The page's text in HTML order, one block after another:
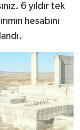
6 yıldır tek
hesabını